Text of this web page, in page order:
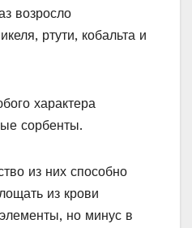
возросло
ртути, кобальта и
характера
сорбенты.
из них способно
из крови
но минус в